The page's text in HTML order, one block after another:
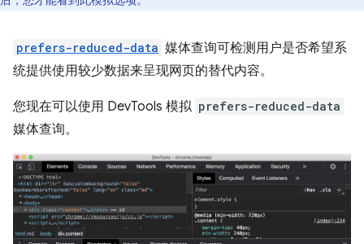
prefers-reduced-data 媒体查询可检测用户是否希望系
统提供使用较少数据来呈现网页的替代内容。
您现在可以使用 DevTools 模拟 prefers-reduced-data
媒体查询。